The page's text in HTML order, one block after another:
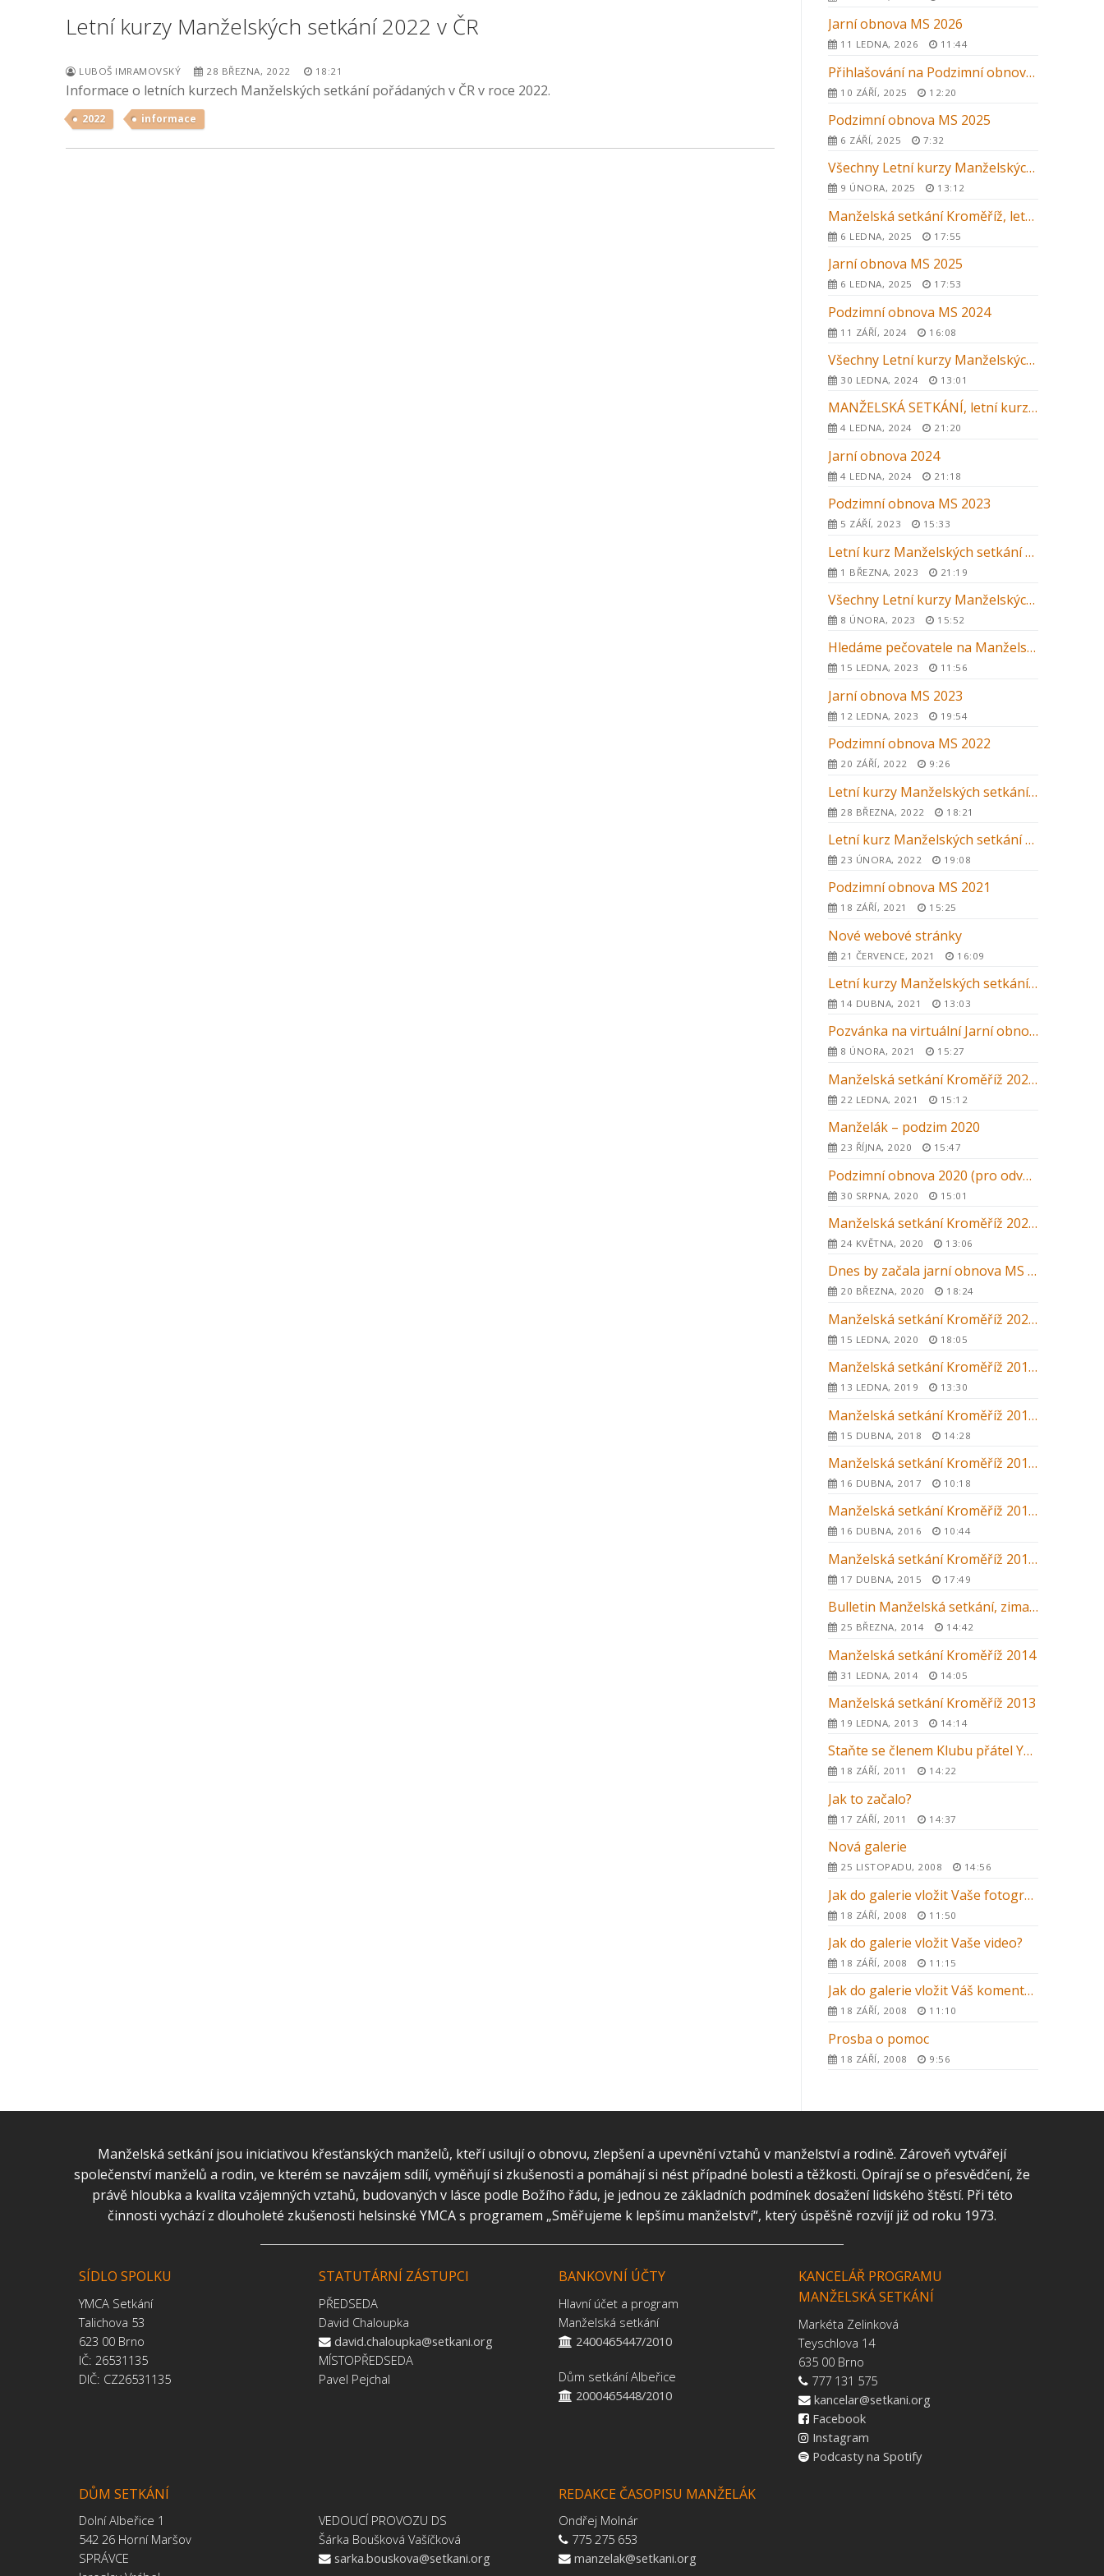
Letní kurzy Manželských setkání 2022 v ČR
LUBOŠ IMRAMOVSKÝ 28 BŘEZNA, 2022 18:21
Informace o letních kurzech Manželských setkání pořádaných v ČR v roce 2022.
2022 informace
Jarní obnova MS 2026
11 LEDNA, 2026 11:44
Přihlašování na Podzimní obnovu MS 2025 v Kroměříži
10 ZÁŘÍ, 2025 12:20
Podzimní obnova MS 2025
6 ZÁŘÍ, 2025 7:32
Všechny Letní kurzy Manželských setkání 2025 v ČR
9 ÚNORA, 2025 13:12
Manželská setkání Kroměříž, letní kurz 2025
6 LEDNA, 2025 17:55
Jarní obnova MS 2025
6 LEDNA, 2025 17:53
Podzimní obnova MS 2024
11 ZÁŘÍ, 2024 16:08
Všechny Letní kurzy Manželských setkání 2024 v ČR
30 LEDNA, 2024 13:01
MANŽELSKÁ SETKÁNÍ, letní kurz 2024
4 LEDNA, 2024 21:20
Jarní obnova 2024
4 LEDNA, 2024 21:18
Podzimní obnova MS 2023
5 ZÁŘÍ, 2023 15:33
Letní kurz Manželských setkání 2023 v Kroměříži
1 BŘEZNA, 2023 21:19
Všechny Letní kurzy Manželských setkání 2023 v ČR
8 ÚNORA, 2023 15:52
Hledáme pečovatele na Manželská setkání 2023
15 LEDNA, 2023 11:56
Jarní obnova MS 2023
12 LEDNA, 2023 19:54
Podzimní obnova MS 2022
20 ZÁŘÍ, 2022 9:26
Letní kurzy Manželských setkání 2022 v ČR
28 BŘEZNA, 2022 18:21
Letní kurz Manželských setkání 2022 v Kroměříži
23 ÚNORA, 2022 19:08
Podzimní obnova MS 2021
18 ZÁŘÍ, 2021 15:25
Nové webové stránky
21 ČERVENCE, 2021 16:09
Letní kurzy Manželských setkání 2021
14 DUBNA, 2021 13:03
Pozvánka na virtuální Jarní obnovu MS 2021
8 ÚNORA, 2021 15:27
Manželská setkání Kroměříž 2021 – letní kurz
22 LEDNA, 2021 15:12
Manželák – podzim 2020
23 ŘÍJNA, 2020 15:47
Podzimní obnova 2020 (pro odvážné)
30 SRPNA, 2020 15:01
Manželská setkání Kroměříž 2020 – zrušení letního kurzu
24 KVĚTNA, 2020 13:06
Dnes by začala jarní obnova MS v Kroměříži …
20 BŘEZNA, 2020 18:24
Manželská setkání Kroměříž 2020 – letní kurz – ZRUŠENO
15 LEDNA, 2020 18:05
Manželská setkání Kroměříž 2019 – letní kurz
13 LEDNA, 2019 13:30
Manželská setkání Kroměříž 2018 – letní kurz
15 DUBNA, 2018 14:28
Manželská setkání Kroměříž 2017 – letní kurz
16 DUBNA, 2017 10:18
Manželská setkání Kroměříž 2016 – letní kurz
16 DUBNA, 2016 10:44
Manželská setkání Kroměříž 2015 – letní kurz
17 DUBNA, 2015 17:49
Bulletin Manželská setkání, zima 2014
25 BŘEZNA, 2014 14:42
Manželská setkání Kroměříž 2014
31 LEDNA, 2014 14:05
Manželská setkání Kroměříž 2013
19 LEDNA, 2013 14:14
Staňte se členem Klubu přátel YMCA Setkání
18 ZÁŘÍ, 2011 14:22
Jak to začalo?
17 ZÁŘÍ, 2011 14:37
Nová galerie
25 LISTOPADU, 2008 14:56
Jak do galerie vložit Vaše fotografie?
18 ZÁŘÍ, 2008 11:50
Jak do galerie vložit Vaše video?
18 ZÁŘÍ, 2008 11:15
Jak do galerie vložit Váš komentář nebo svědectví
18 ZÁŘÍ, 2008 11:10
Prosba o pomoc
18 ZÁŘÍ, 2008 9:56
Manželská setkání jsou iniciativou křesťanských manželů, kteří usilují o obnovu, zlepšení a upevnění vztahů v manželství a rodině. Zároveň vytvářejí
společenství manželů a rodin, ve kterém se navzájem sdílí, vyměňují si zkušenosti a pomáhají si nést případné bolesti a těžkosti. Opírají se o přesvědčení, že
právě hloubka a kvalita vzájemných vztahů, budovaných v lásce podle Božího řádu, je jednou ze základních podmínek dosažení lidského štěstí. Při této
činnosti vychází z dlouholeté zkušenosti helsinské YMCA s programem „Směřujeme k lepšímu manželství“, který úspěšně rozvíjí již od roku 1973.
SÍDLO SPOLKU
YMCA Setkání
Talichova 53
623 00 Brno
IČ: 26531135
DIČ: CZ26531135
STATUTÁRNÍ ZÁSTUPCI
PŘEDSEDA
David Chaloupka
david.chaloupka@setkani.org
MÍSTOPŘEDSEDA
Pavel Pejchal
BANKOVNÍ ÚČTY
Hlavní účet a program
Manželská setkání
2400465447/2010
Dům setkání Albeřice
2000465448/2010
KANCELÁŘ PROGRAMU
MANŽELSKÁ SETKÁNÍ
Markéta Zelinková
Teyschlova 14
635 00 Brno
777 131 575
kancelar@setkani.org
Facebook
Instagram
Podcasty na Spotify
DŮM SETKÁNÍ
Dolní Albeřice 1
542 26 Horní Maršov
SPRÁVCE
VEDOUCÍ PROVOZU DS
Šárka Boušková Vašíčková
sarka.bouskova@setkani.org
REDAKCE ČASOPISU MANŽELÁK
Ondřej Molnár
775 275 653
manzelak@setkani.org